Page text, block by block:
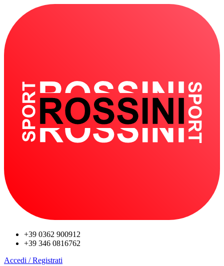
+39 0362 900912
+39 346 0816762
Accedi / Registrati